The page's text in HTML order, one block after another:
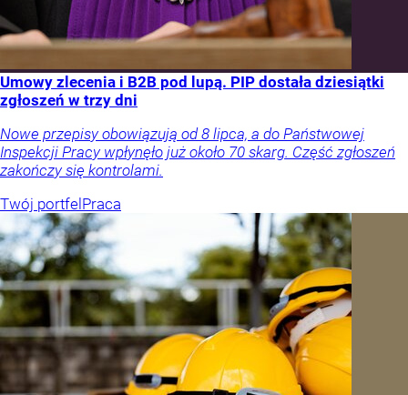
Umowy zlecenia i B2B pod lupą. PIP dostała dziesiątki
zgłoszeń w trzy dni
Nowe przepisy obowiązują od 8 lipca, a do Państwowej
Inspekcji Pracy wpłynęło już około 70 skarg. Część zgłoszeń
zakończy się kontrolami.
Twój portfel Praca